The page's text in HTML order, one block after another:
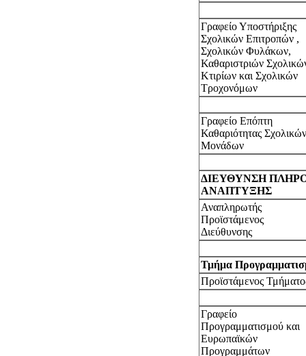
Γραφείο Υποστήριξης
Σχολικών Επιτροπών ,
Σχολικών Φυλάκων,
Καθαριστριών
Κτιρίων και Σχολικών
Τροχονόμων
Γραφείο Επόπτη
Καθαριότητας Σχολικών
Μονάδων
ΔΙΕΥΘΥΝΣΗ
ΑΝΑΠΤΥΞΗΣ
Αναπληρωτής
Προϊστάμενος
Διεύθυνσης
Τμήμα
Προϊστάμενος
Γραφείο
Προγραμματισμού και
Ευρωπαϊκών
Προγραμμάτων